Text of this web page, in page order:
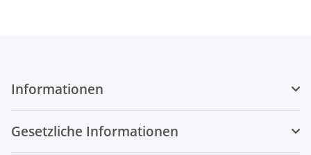
Informationen
Gesetzliche Informationen